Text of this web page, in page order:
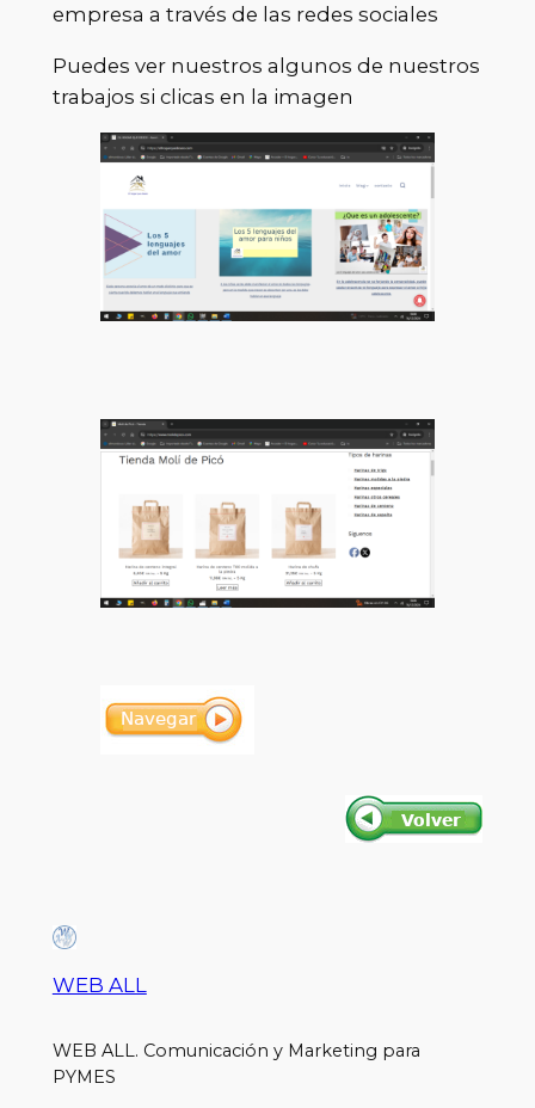
empresa a través de las redes sociales
Puedes ver nuestros algunos de nuestros
trabajos si clicas en la imagen
WEB ALL
WEB ALL. Comunicación y Marketing para
PYMES